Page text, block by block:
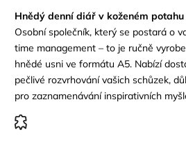
Hnědý denní diář v koženém potahu
Osobní společník, který se postará o
time management – to je ručně
hnědé usni ve formátu A5. Nabízí
pečlivé rozvrhování vašich schůzek,
pro zaznamenávání inspirativních